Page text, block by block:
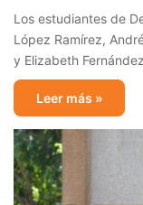
Los estudiantes de
López Ramírez,
y Elizabeth
Leer más »